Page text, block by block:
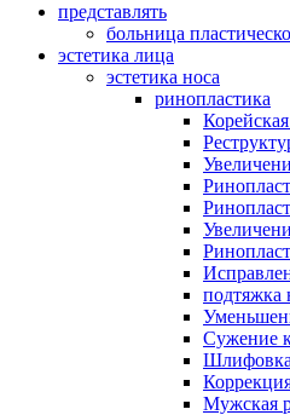
представлять
больница
эстетика лица
эстетика носа
ринопластика
подтяжка
Сужение
Шлифовка
Мужская